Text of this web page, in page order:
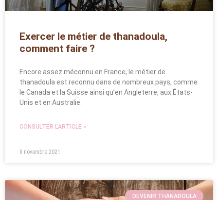
Exercer le métier de thanadoula,
comment faire ?
Encore assez méconnu en France, le métier de
thanadoula est reconnu dans de nombreux pays, comme
le Canada et la Suisse ainsi qu’en Angleterre, aux États-
Unis et en Australie.
CONSULTER L'ARTICLE »
8 novembre 2021
DEVENIR THANADOULA